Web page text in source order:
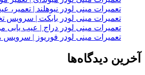
تعمیرات مینی لودر نیوهلند | تعمیر،
تعمیرات مینی لودر بابکت |
تعمیرات مینی لودر دراج | عیب
تعمیرات مینی لودر فوریوز | سرویس
آخرین دیدگاه‌ها